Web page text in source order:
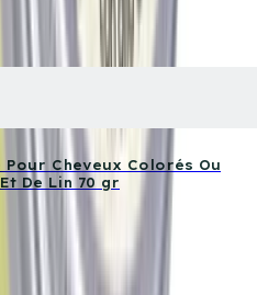
Cheveux Colorés Ou
De Lin 70 gr